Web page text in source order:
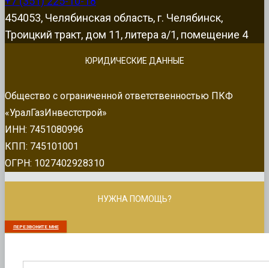
454053, Челябинская область, г. Челябинск,
Троицкий тракт, дом 11, литера а/1, помещение 4
ЮРИДИЧЕСКИЕ ДАННЫЕ
Общество с ограниченной ответственностью ПКФ
«УралГазИнвестстрой»
ИНН: 7451080996
КПП: 745101001
ОГРН: 1027402928310
НУЖНА ПОМОЩЬ?
ПЕРЕЗВОНИТЕ МНЕ